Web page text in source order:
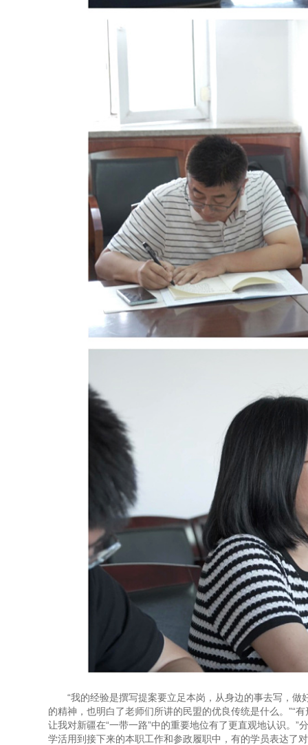
“我的经验是撰写提案要立足本岗，从身边的事去写，
的精神，也明白了老师们所讲的民盟的优良传统是什么。”“
让我对新疆在“一带一路”中的重要地位有了更直观地认识。
学活用到接下来的本职工作和参政履职中，有的学员表达了